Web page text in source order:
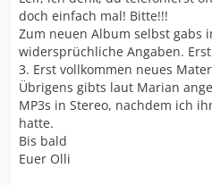
doch einfach mal! Bitte!!!
Zum neuen Album selbst gabs
widersprüchliche Angaben.
3. Erst vollkommen neues
Übrigens gibts laut Marian
MP3s in Stereo, nachdem ich
hatte.
Bis bald
Euer Olli